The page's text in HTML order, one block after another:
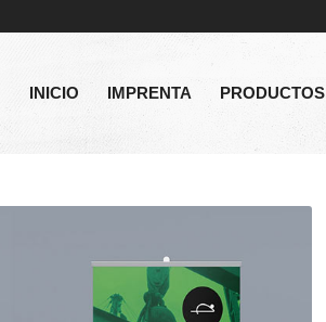
INICIO IMPRENTA PRODUCTOS